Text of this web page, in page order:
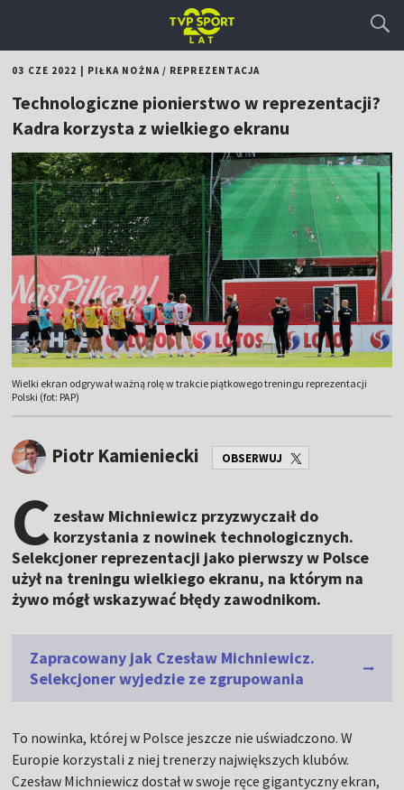
03 CZE 2022 PIŁKA NOŻNA/ REPREZENTACJA
Technologiczne pionierstwo w reprezentacji?
Kadra korzysta z wielkiego ekranu
Wielki ekran odgrywał ważną rolę w trakcie piątkowego treningu reprezentacji
Polski (fot: PAP)
Piotr Kamieniecki OBSERWUJ
C zesław Michniewicz przyzwyczaił do
korzystania z nowinek technologicznych.
Selekcjoner reprezentacji jako pierwszy w Polsce
użył na treningu wielkiego ekranu, na którym na
żywo mógł wskazywać błędy zawodnikom.
Zapracowany jak Czesław Michniewicz.
Selekcjoner wyjedzie ze zgrupowania
To nowinka, której w Polsce jeszcze nie uświadczono. W
Europie korzystali z niej trenerzy największych klubów.
Czesław Michniewicz dostał w swoje ręce gigantyczny ekran,